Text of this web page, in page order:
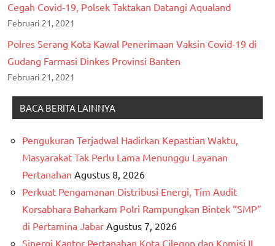
Cegah Covid-19, Polsek Taktakan Datangi Aqualand
Februari 21, 2021
Polres Serang Kota Kawal Penerimaan Vaksin Covid-19 di
Gudang Farmasi Dinkes Provinsi Banten
Februari 21, 2021
BACA BERITA LAINNYA
Pengukuran Terjadwal Hadirkan Kepastian Waktu,
Masyarakat Tak Perlu Lama Menunggu Layanan
Pertanahan Agustus 8, 2026
Perkuat Pengamanan Distribusi Energi, Tim Audit
Korsabhara Baharkam Polri Rampungkan Bintek “SMP”
di Pertamina Jabar Agustus 7, 2026
Sinergi Kantor Pertanahan Kota Cilegon dan Komisi II